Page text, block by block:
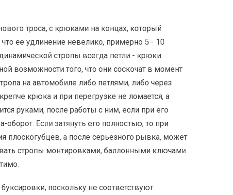
троса, с крюками на концах, который
ее удлинение невелико, примерно 5 - 10
стропы всегда петли - крюки
возможности того, что они соскочат в момент
на автомобиле либо петлями, либо через
крюка и при перегрузке не ломается, а
руками, после работы с ним, если при его
оборот. Если затянуть его полностью, то при
плоскогубцев, а после серьезного рывка, может
стропы монтировками, баллонными ключами
поскольку не соответствуют